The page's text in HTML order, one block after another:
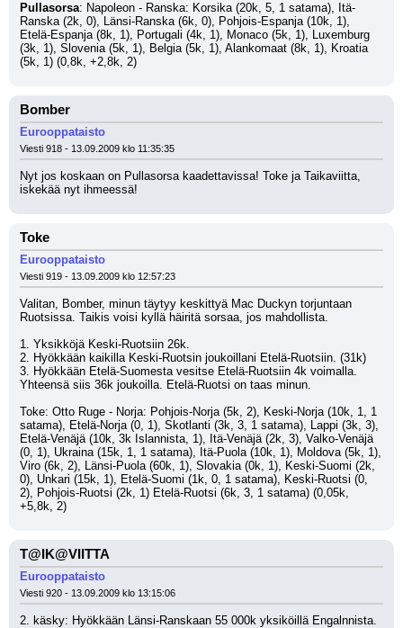
Pullasorsa: Napoleon - Ranska: Korsika (20k, 5, 1 satama), Itä-
Ranska (2k, 0), Länsi-Ranska (6k, 0), Pohjois-Espanja (10k, 1),
Etelä-Espanja (8k, 1), Portugali (4k, 1), Monaco (5k, 1), Luxemburg
(3k, 1), Slovenia (5k, 1), Belgia (5k, 1), Alankomaat (8k, 1), Kroatia
(5k, 1) (0,8k, +2,8k, 2)
Bomber
Eurooppataisto
Viesti 918 - 13.09.2009 klo 11:35:35
Nyt jos koskaan on Pullasorsa kaadettavissa! Toke ja Taikaviitta,
iskekää nyt ihmeessä!
Toke
Eurooppataisto
Viesti 919 - 13.09.2009 klo 12:57:23
Valitan, Bomber, minun täytyy keskittyä Mac Duckyn torjuntaan
Ruotsissa. Taikis voisi kyllä häiritä sorsaa, jos mahdollista.
1. Yksikköjä Keski-Ruotsiin 26k.
2. Hyökkään kaikilla Keski-Ruotsin joukoillani Etelä-Ruotsiin. (31k)
3. Hyökkään Etelä-Suomesta vesitse Etelä-Ruotsiin 4k voimalla.
Yhteensä siis 36k joukoilla. Etelä-Ruotsi on taas minun.
Toke: Otto Ruge - Norja: Pohjois-Norja (5k, 2), Keski-Norja (10k, 1, 1
satama), Etelä-Norja (0, 1), Skotlanti (3k, 3, 1 satama), Lappi (3k, 3),
Etelä-Venäjä (10k, 3k Islannista, 1), Itä-Venäjä (2k, 3), Valko-Venäjä
(0, 1), Ukraina (15k, 1, 1 satama), Itä-Puola (10k, 1), Moldova (5k, 1),
Viro (6k, 2), Länsi-Puola (60k, 1), Slovakia (0k, 1), Keski-Suomi (2k,
0), Unkari (15k, 1), Etelä-Suomi (1k, 0, 1 satama), Keski-Ruotsi (0,
2), Pohjois-Ruotsi (2k, 1) Etelä-Ruotsi (6k, 3, 1 satama) (0,05k,
+5,8k, 2)
T@IK@VIITTA
Eurooppataisto
Viesti 920 - 13.09.2009 klo 13:15:06
2. käsky: Hyökkään Länsi-Ranskaan 55 000k yksiköillä Engalnnista.